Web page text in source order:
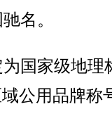
名。
国家级地理
公用品牌称